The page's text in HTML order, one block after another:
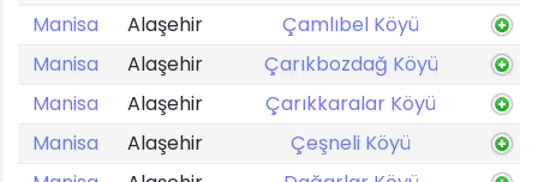
Manisa
Alaşehir
Çamlıbel Köyü
Manisa
Alaşehir
Çarıkbozdağ Köyü
Manisa
Alaşehir
Çarıkkaralar Köyü
Manisa
Alaşehir
Çeşneli Köyü